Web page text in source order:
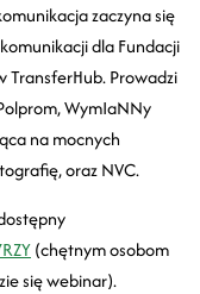
zaczyna się
dla Fundacji
TransferHub. Prowadzi
WymIaNNy
na mocnych
oraz NVC.
(chętnym osobom
się webinar).